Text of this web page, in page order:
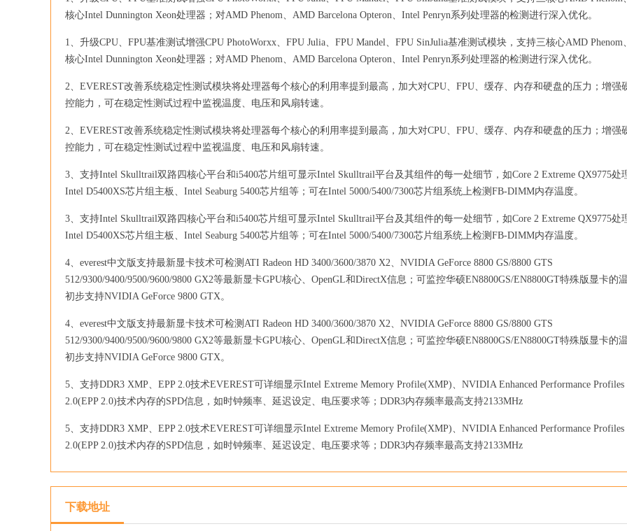
核心Intel Dunnington Xeon处理器；对AMD Phenom、AMD Barcelona Opteron、Intel Penryn系列处理器的检测进行深入优化。
1、升级CPU、FPU基准测试增强CPU PhotoWorxx、FPU Julia、FPU Mandel、FPU SinJulia基准测试模块，支持三核心AMD Phenom
核心Intel Dunnington Xeon处理器；对AMD Phenom、AMD Barcelona Opteron、Intel Penryn系列处理器的检测进行深入优化。
2、EVEREST改善系统稳定性测试模块将处理器每个核心的利用率提到最高，加大对CPU、FPU、缓存、内存和硬盘的压力；增强
控能力，可在稳定性测试过程中监视温度、电压和风扇转速。
2、EVEREST改善系统稳定性测试模块将处理器每个核心的利用率提到最高，加大对CPU、FPU、缓存、内存和硬盘的压力；增强
控能力，可在稳定性测试过程中监视温度、电压和风扇转速。
3、支持Intel Skulltrail双路四核心平台和i5400芯片组可显示Intel Skulltrail平台及其组件的每一处细节，如Core 2 Extreme QX9775处
Intel D5400XS芯片组主板、Intel Seaburg 5400芯片组等；可在Intel 5000/5400/7300芯片组系统上检测FB-DIMM内存温度。
3、支持Intel Skulltrail双路四核心平台和i5400芯片组可显示Intel Skulltrail平台及其组件的每一处细节，如Core 2 Extreme QX9775处
Intel D5400XS芯片组主板、Intel Seaburg 5400芯片组等；可在Intel 5000/5400/7300芯片组系统上检测FB-DIMM内存温度。
4、everest中文版支持最新显卡技术可检测ATI Radeon HD 3400/3600/3870 X2、NVIDIA GeForce 8800 GS/8800 GTS
512/9300/9400/9500/9600/9800 GX2等最新显卡GPU核心、OpenGL和DirectX信息；可监控华硕EN8800GS/EN8800GT特殊版显卡的
初步支持NVIDIA GeForce 9800 GTX。
4、everest中文版支持最新显卡技术可检测ATI Radeon HD 3400/3600/3870 X2、NVIDIA GeForce 8800 GS/8800 GTS
512/9300/9400/9500/9600/9800 GX2等最新显卡GPU核心、OpenGL和DirectX信息；可监控华硕EN8800GS/EN8800GT特殊版显卡的
初步支持NVIDIA GeForce 9800 GTX。
5、支持DDR3 XMP、EPP 2.0技术EVEREST可详细显示Intel Extreme Memory Profile(XMP)、NVIDIA Enhanced Performance Profiles
2.0(EPP 2.0)技术内存的SPD信息，如时钟频率、延迟设定、电压要求等；DDR3内存频率最高支持2133MHz
5、支持DDR3 XMP、EPP 2.0技术EVEREST可详细显示Intel Extreme Memory Profile(XMP)、NVIDIA Enhanced Performance Profiles
2.0(EPP 2.0)技术内存的SPD信息，如时钟频率、延迟设定、电压要求等；DDR3内存频率最高支持2133MHz
下载地址